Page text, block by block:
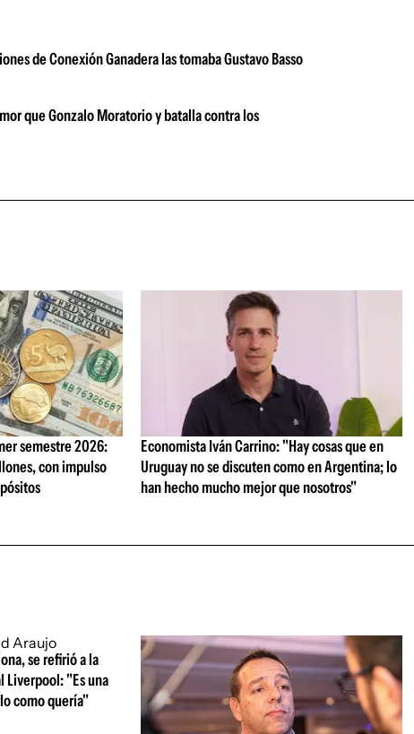
de Conexión Ganadera las tomaba Gustavo Basso
que Gonzalo Moratorio y batalla contra los
semestre 2026:
con impulso
Economista Iván Carrino: "Hay cosas que en
Uruguay no se discuten como en Argentina; lo
han hecho mucho mejor que nosotros"
se refirió a la
Liverpool: "Es una
como quería"